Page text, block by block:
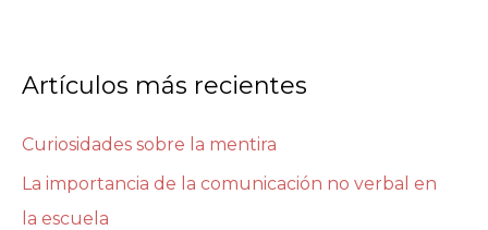
Artículos más recientes
Curiosidades sobre la mentira
La importancia de la comunicación no verbal en
la escuela